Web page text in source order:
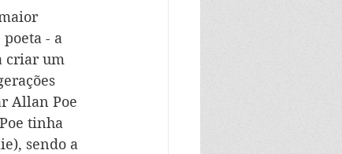
- a
criar um
Allan Poe
tinha
sendo a